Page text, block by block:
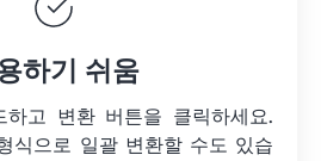
하기 쉬움
하고 변환 버튼을 클릭하세요.
식으로 일괄 변환할 수도 있습